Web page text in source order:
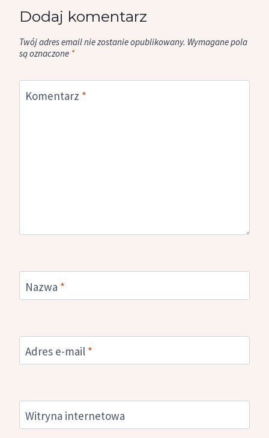
Dodaj komentarz
Twój adres email nie zostanie opublikowany. Wymagane pola
są oznaczone *
Komentarz *
Nazwa *
Adres e-mail *
Witryna internetowa